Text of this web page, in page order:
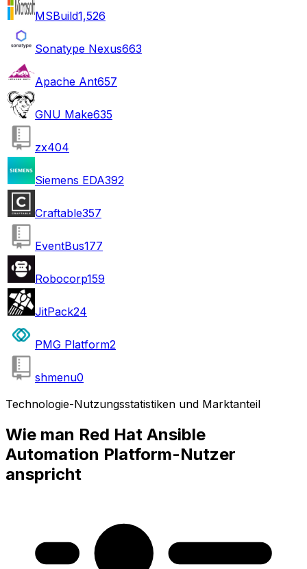
MSBuild1,526
Sonatype Nexus663
Apache Ant657
GNU Make635
zx404
Siemens EDA392
Craftable357
EventBus177
Robocorp159
JitPack24
PMG Platform2
shmenu0
Technologie-Nutzungsstatistiken und Marktanteil
Wie man Red Hat Ansible
Automation Platform-Nutzer
anspricht